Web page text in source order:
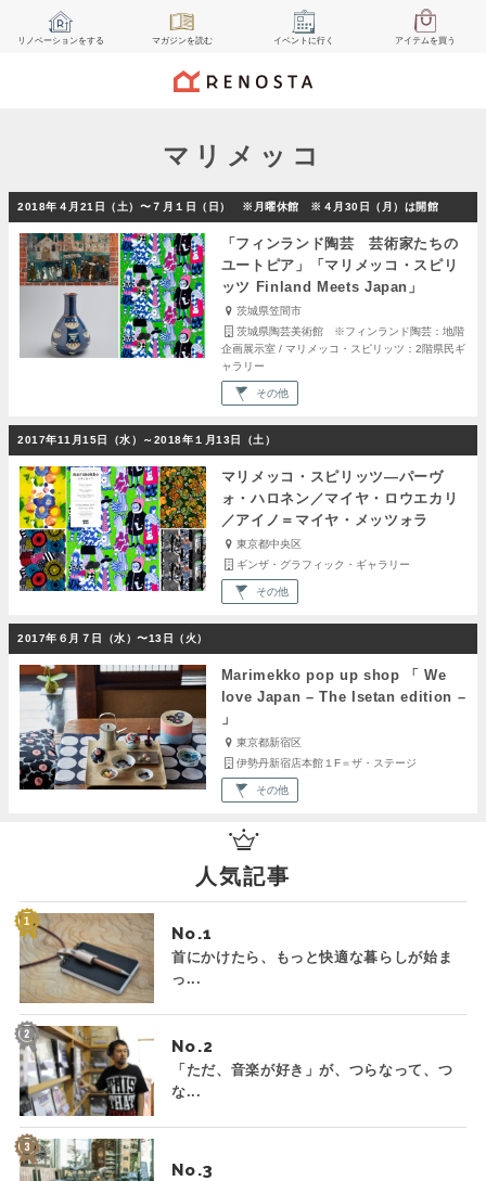
リノベーションをする マガジンを読む イベント に行く アイテムを買う
マリメッコ
2018年４月21日（土）〜７月１日（日） ※月曜休館 ※４月30日（月）は開館
「フィンランド陶芸 芸術家たちの
ユートピア」「マリメッコ・スピリ
ッツ Finland Meets Japan」
茨城県笠間市
茨城県陶芸美術館 ※フィンランド陶芸：地階
企画展示室 / マリメッコ・スピリッツ：2階県民ギ
ャラリー
その他
2017年11月15日（水）～2018年１月13日（土）
マリメッコ・スピリッツ―パーヴ
ォ・ハロネン／マイヤ・ロウエカリ
／アイノ＝マイヤ・メッツォラ
東京都中央区
ギンザ・グラフィック・ギャラリー
その他
2017年６月７日（水）〜13日（火）
Marimekko pop up shop 「 We
love Japan – The Isetan edition –
」
東京都新宿区
伊勢丹新宿店本館１F＝ザ・ステージ
その他
人気記事
No.
首にかけたら、もっと快適な暮らしが始ま
っ...
No.
「ただ、音楽が好き」が、つらなって、つ
な...
No.